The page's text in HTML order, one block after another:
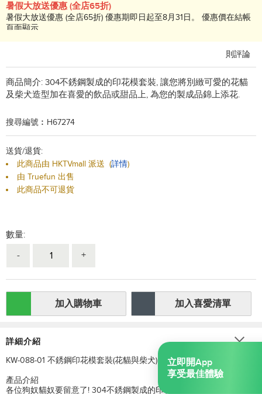
暑假大放送優惠 (全店65折)
暑假大放送優惠 (全店65折) 優惠期即日起至8月31日。 優惠價在結帳
頁面顯示
則評論
商品簡介: 304不銹鋼製成的印花模套裝, 讓您將別緻可愛的花貓
及柴犬造型加在喜愛的飲品或甜品上, 為您的製成品錦上添花.
搜尋編號︰H67274
送貨/退貨:
此商品由 HKTVmall 派送 (詳情)
由 Truefun 出售
此商品不可退貨
數量:
- +
加入購物車 加入喜愛清單
詳細介紹
KW-088-01 不銹鋼印花模套裝(花貓與柴犬)
產品介紹
各位狗奴貓奴要留意了! 304不銹鋼製成的印花模套裝, 不但安全耐用,
立即開App